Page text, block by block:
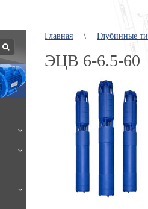
Главная \ Глубинные
ЭЦВ 6-6.5-60